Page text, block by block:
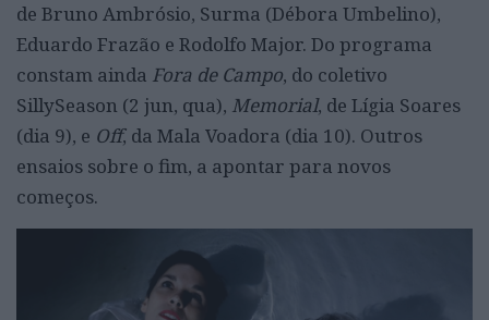
de Bruno Ambrósio, Surma (Débora Umbelino),
Eduardo Frazão e Rodolfo Major. Do programa
constam ainda Fora de Campo, do coletivo
SillySeason (2 jun, qua), Memorial, de Lígia Soares
(dia 9), e Off, da Mala Voadora (dia 10). Outros
ensaios sobre o fim, a apontar para novos
começos.